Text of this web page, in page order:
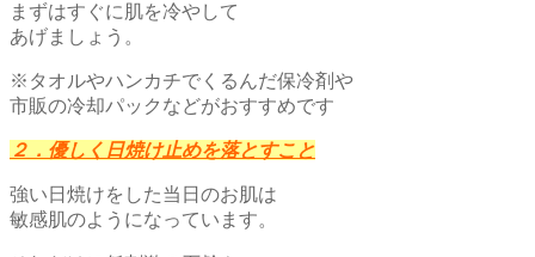
まずはすぐに肌を冷やして
あげましょう。
※タオルやハンカチでくるんだ保冷剤や
市販の冷却パックなどがおすすめです
２．優しく日焼け止めを落とすこと
強い日焼けをした当日のお肌は
敏感肌のようになっています。